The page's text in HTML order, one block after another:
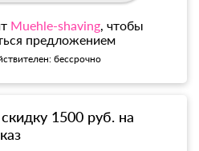
Muehle-shaving, чтобы
предложением
бессрочно
1500 руб. на